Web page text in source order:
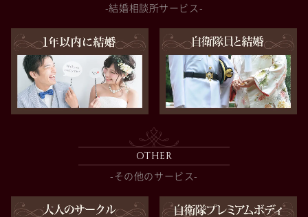
-結婚相談所サービス-
OTHER
-その他のサービス-